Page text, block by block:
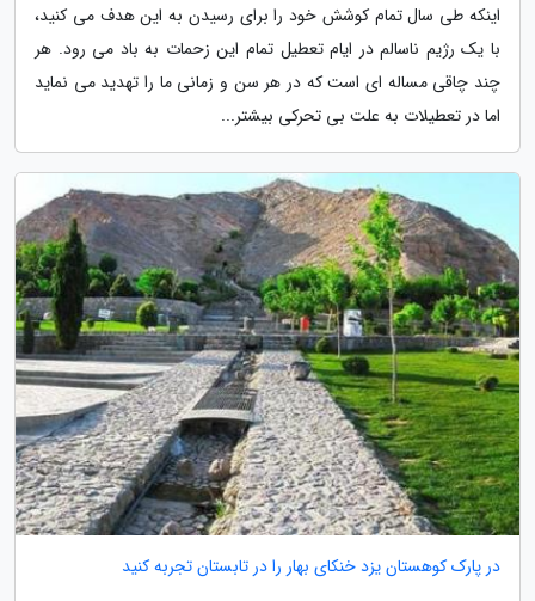
اینکه طی سال تمام کوشش خود را برای رسیدن به این هدف می کنید،
با یک رژیم ناسالم در ایام تعطیل تمام این زحمات به باد می رود. هر
چند چاقی مساله ای است که در هر سن و زمانی ما را تهدید می نماید
اما در تعطیلات به علت بی تحرکی بیشتر...
در پارک کوهستان یزد خنکای بهار را در تابستان تجربه کنید